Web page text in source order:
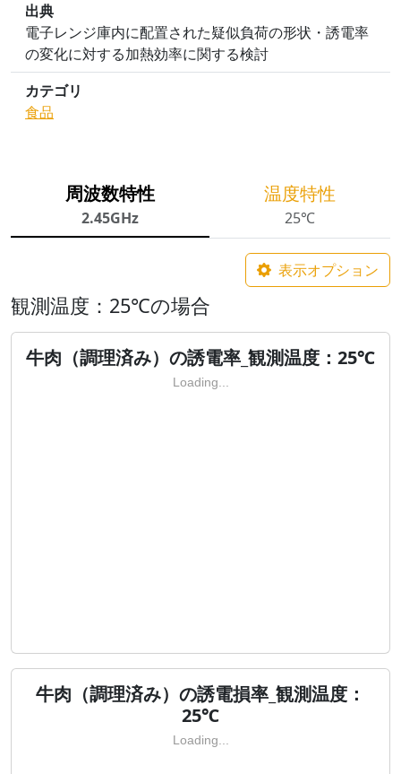
出典
電子レンジ庫内に配置された疑似負荷の形状・誘電率
の変化に対する加熱効率に関する検討
カテゴリ
食品
周波数特性
2.45GHz
温度特性
25℃
表示オプション
観測温度：25℃の場合
牛肉（調理済み）の誘電率_観測温度：25℃
Loading...
牛肉（調理済み）の誘電損率_観測温度：
25℃
Loading...